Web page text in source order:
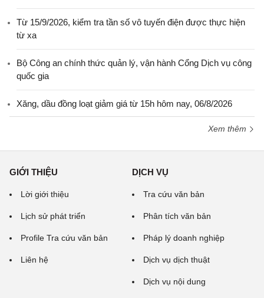
Từ 15/9/2026, kiểm tra tần số vô tuyến điện được thực hiện
từ xa
Bộ Công an chính thức quản lý, vận hành Cổng Dịch vụ công
quốc gia
Xăng, dầu đồng loạt giảm giá từ 15h hôm nay, 06/8/2026
Xem thêm
GIỚI THIỆU
Lời giới thiệu
Lịch sử phát triển
Profile Tra cứu văn bản
Liên hệ
DỊCH VỤ
Tra cứu văn bản
Phân tích văn bản
Pháp lý doanh nghiệp
Dịch vụ dịch thuật
Dịch vụ nội dung